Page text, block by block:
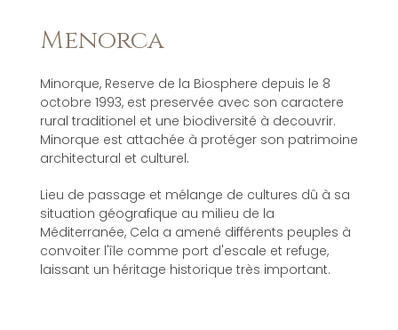
Menorca
Minorque, Reserve de la Biosphere depuis le 8
octobre 1993, est preservée avec son caractere
rural traditionel et une biodiversité à decouvrir.
Minorque est attachée à protéger son patrimoine
architectural et culturel.
Lieu de passage et mélange de cultures dû à sa
situation géografique au milieu de la
Méditerranée, Cela a amené différents peuples à
convoiter l'île comme port d'escale et refuge,
laissant un héritage historique très important.